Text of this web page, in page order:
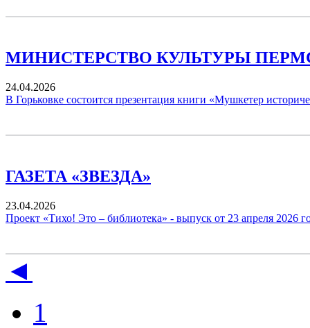
МИНИСТЕРСТВО КУЛЬТУРЫ
24.04.2026
В Горьковке состоится презентация книги «Мушкетер
ГАЗЕТА «ЗВЕЗДА»
23.04.2026
Проект «Тихо! Это – библиотека» - выпуск от 23 апреля 2026
◄
1